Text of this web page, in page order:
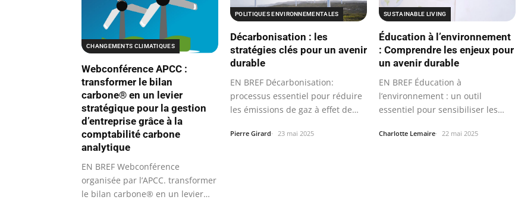
CHANGEMENTS CLIMATIQUES
Webconférence APCC :
transformer le bilan
carbone® en un levier
stratégique pour la gestion
d’entreprise grâce à la
comptabilité carbone
analytique
EN BREF Webconférence
organisée par l’APCC. transformer
le bilan carbone® en un levier
POLITIQUES ENVIRONNEMENTALES
Décarbonisation : les
stratégies clés pour un avenir
durable
EN BREF Décarbonisation:
processus essentiel pour réduire
les émissions de gaz à effet de
Pierre Girard 23 mai 2025
SUSTAINABLE LIVING
Éducation à l’environnement
: Comprendre les enjeux pour
un avenir durable
EN BREF Éducation à
l’environnement : un outil
essentiel pour sensibiliser les
Charlotte Lemaire 22 mai 2025